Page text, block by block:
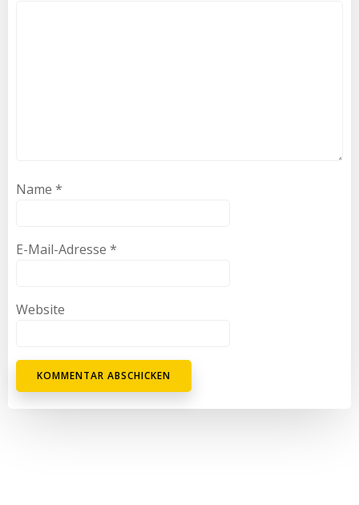
Name *
E-Mail-Adresse *
Website